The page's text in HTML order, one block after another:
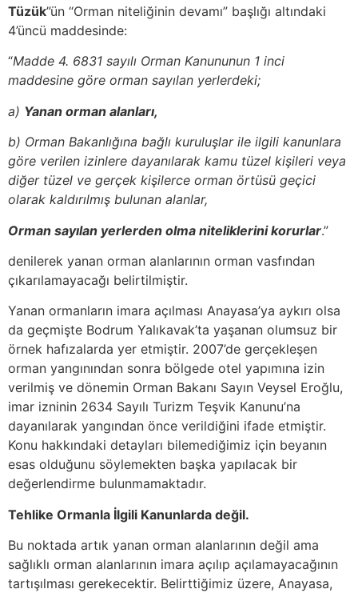
Tüzük”ün “Orman niteliğinin devamı” başlığı altındaki
4’üncü maddesinde:
“Madde 4. 6831 sayılı Orman Kanununun 1 inci
maddesine göre orman sayılan yerlerdeki;
a) Yanan orman alanları,
b) Orman Bakanlığına bağlı kuruluşlar ile ilgili kanunlara
göre verilen izinlere dayanılarak kamu tüzel kişileri veya
diğer tüzel ve gerçek kişilerce orman örtüsü geçici
olarak kaldırılmış bulunan alanlar,
Orman sayılan yerlerden olma niteliklerini korurlar.”
denilerek yanan orman alanlarının orman vasfından
çıkarılamayacağı belirtilmiştir.
Yanan ormanların imara açılması Anayasa’ya aykırı olsa
da geçmişte Bodrum Yalıkavak’ta yaşanan olumsuz bir
örnek hafızalarda yer etmiştir. 2007’de gerçekleşen
orman yangınından sonra bölgede otel yapımına izin
verilmiş ve dönemin Orman Bakanı Sayın Veysel Eroğlu,
imar izninin 2634 Sayılı Turizm Teşvik Kanunu’na
dayanılarak yangından önce verildiğini ifade etmiştir.
Konu hakkındaki detayları bilemediğimiz için beyanın
esas olduğunu söylemekten başka yapılacak bir
değerlendirme bulunmamaktadır.
Tehlike Ormanla İlgili Kanunlarda değil.
Bu noktada artık yanan orman alanlarının değil ama
sağlıklı orman alanlarının imara açılıp açılamayacağının
tartışılması gerekecektir. Belirttiğimiz üzere, Anayasa,